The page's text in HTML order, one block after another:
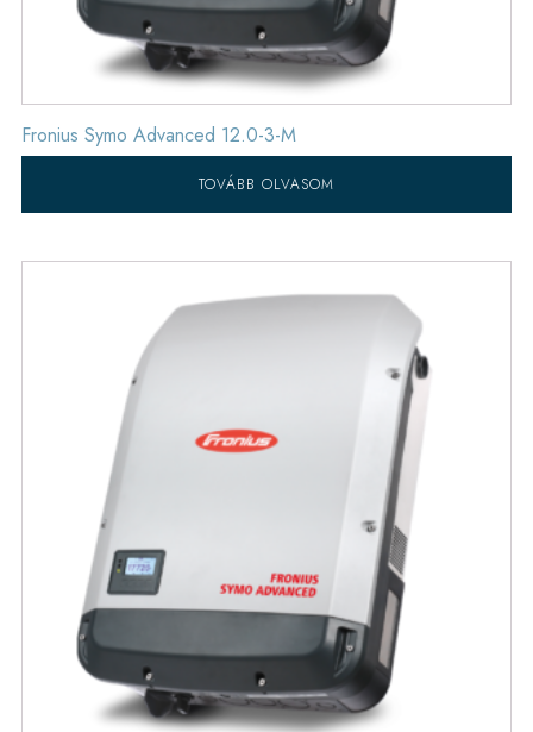
Fronius Symo Advanced 12.0-3-M
TOVÁBB OLVASOM